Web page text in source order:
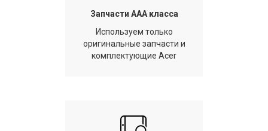
Запчасти AAA класса
Используем только
оригинальные запчасти и
комплектующие Acer